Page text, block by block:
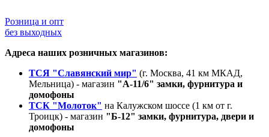
Розница и опт
без выходных
Адреса наших розничных магазинов:
ТСЯ "Славянский мир" (г. Москва, 41 км МКАД,
Мельница) - магазин "А-11/6" замки, фурнитура и
домофоны
ТСК "Молоток" на Калужском шоссе (1 км от г.
Троицк) - магазин "Б-12" замки, фурнитура, двери и
домофоны